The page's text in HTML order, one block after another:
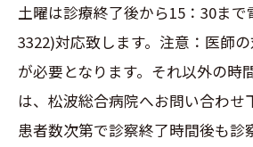
土曜は診療終了後から15：30まで
3322)対応致します。注意：医師
が必要となります。それ以外の時
は、松波総合病院へお問い合わせ
患者数次第で診察終了時間後も診